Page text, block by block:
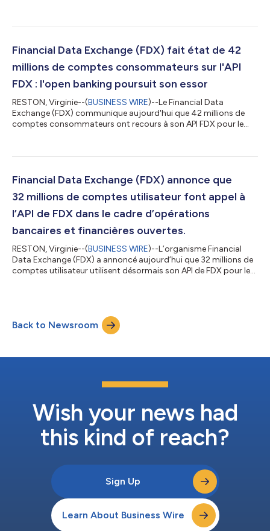
des IF, notamment de nouvelles exigences en matière de
l'initiation des paiements pour les utilisateurs et de mise à jour
Financial Data Exchange (FDX) fait état de 42
millions de comptes consommateurs sur l'API
FDX : l'open banking poursuit son essor
RESTON, Virginie--(BUSINESS WIRE)--Le Financial Data
Exchange (FDX) communique aujourd'hui que 42 millions de
comptes consommateurs ont recours à son API FDX pour le
de comptes consommateurs supplémentaires ont basculé vers
atteint 3,4 milliards par mois, attestant de la croissance
soutenue de l'utilisation des donnée...
Financial Data Exchange (FDX) annonce que
32 millions de comptes utilisateur font appel à
l’API de FDX dans le cadre d’opérations
bancaires et financières ouvertes.
RESTON, Virginie--(BUSINESS WIRE)--L’organisme Financial
Data Exchange (FDX) a annoncé aujourd’hui que 32 millions de
comptes utilisateur utilisent désormais son API de FDX pour le
vers l’API de FDX, ce qui représente une augmentation de
4 millions de comptes utilisateur supplémentaires utilisant
Back to Newsroom
Wish your news had
this kind of reach?
Sign Up
Learn About Business Wire